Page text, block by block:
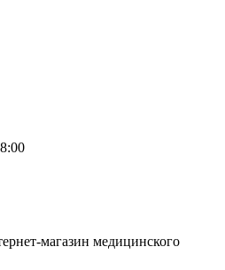
магазин медицинского